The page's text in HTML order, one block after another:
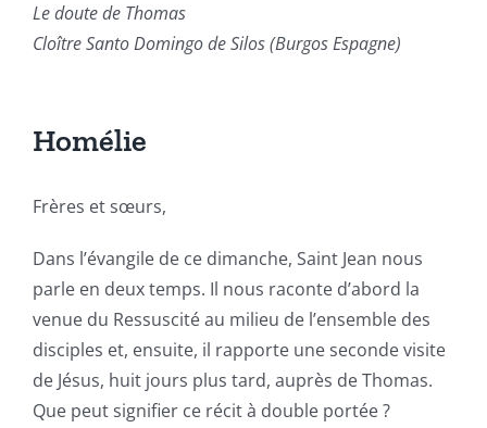
Le doute de Thomas
Cloître Santo Domingo de Silos(Burgos Espagne)
Homélie
Frères et sœurs,
Dans l’évangile de ce dimanche, Saint Jean nous
parle en deux temps. Il nous raconte d’abord la
venue du Ressuscité au milieu de l’ensemble des
disciples et, ensuite, il rapporte une seconde visite
de Jésus, huit jours plus tard, auprès de Thomas.
Que peut signifier ce récit à double portée ?